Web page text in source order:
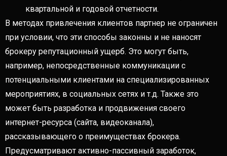
квартальной и годовой отчетности.
В методах привлечения клиентов партнер не ограничен
при условии, что эти способы законны и не наносят
брокеру репутационный ущерб. Это могут быть,
например, непосредственные коммуникации с
потенциальными клиентами на специализированных
мероприятиях, в социальных сетях и т.д. Также это
может быть разработка и продвижения своего
интернет-ресурса (сайта, видеоканала),
рассказывающего о преимуществах брокера.
Предусматривают активно-пассивный заработок,